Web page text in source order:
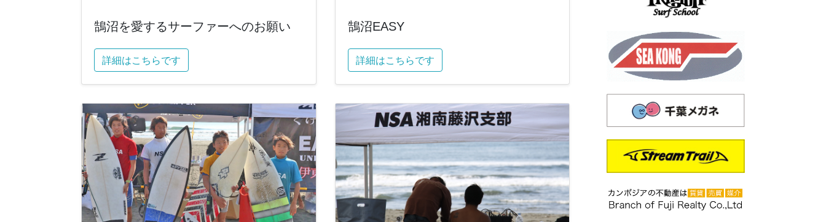
鵠沼を愛するサーファーへのお願い
詳細はこちらです
鵠沼EASY
詳細はこちらです